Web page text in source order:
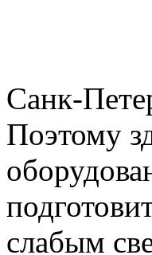
Санк-
Поэтому
слабым